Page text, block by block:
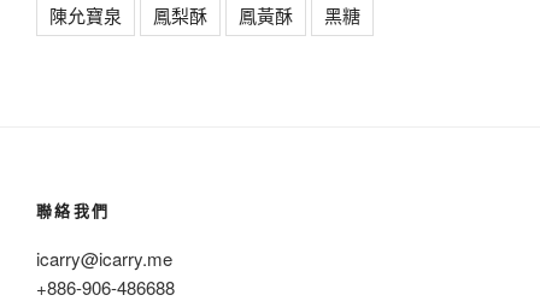
陳允寶泉
鳳梨酥 鳳黃酥 黑糖
聯絡我們
icarry@icarry.me
+886-906-486688